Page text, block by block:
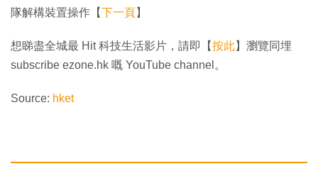
隊解構裝置操作【下一頁】
想睇盡全城最 Hit 科技生活影片，請即【按此】瀏覽同埋
subscribe ezone.hk 嘅 YouTube channel。
Source: hket